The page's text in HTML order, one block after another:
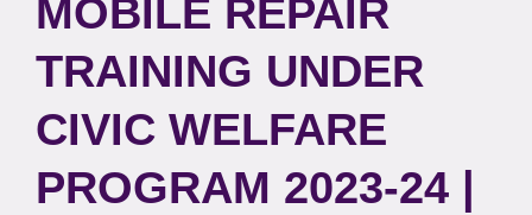
MOBILE REPAIR
TRAINING UNDER
CIVIC WELFARE
PROGRAM 2023-24 |